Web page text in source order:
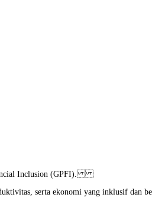
Inclusion (GPFI).
serta ekonomi yang inklusif dan